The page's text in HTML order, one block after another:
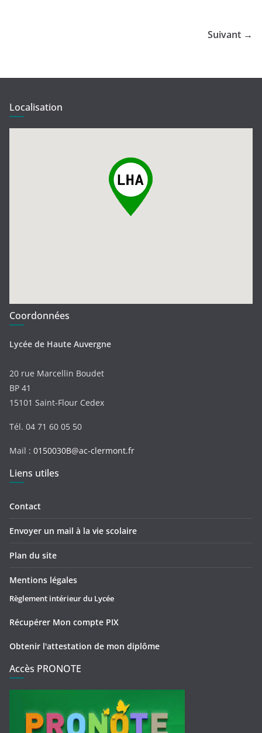
Suivant →
Localisation
Coordonnées
Lycée de Haute Auvergne
20 rue Marcellin Boudet
BP 41
15101 Saint-Flour Cedex
Tél. 04 71 60 05 50
Mail : 0150030B@ac-clermont.fr
Liens utiles
Contact
Envoyer un mail à la vie scolaire
Plan du site
Mentions légales
Règlement intérieur du Lycée
Récupérer Mon compte PIX
Obtenir l'attestation de mon diplôme
Accès PRONOTE